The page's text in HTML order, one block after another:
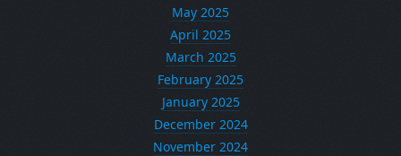
May 2025
April 2025
March 2025
February 2025
January 2025
December 2024
November 2024